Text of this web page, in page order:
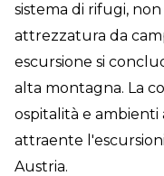
sistema di rifugi,
attrezzatura da
escursione si
alta montagna. La
ospitalità e ambienti
attraente
Austria.